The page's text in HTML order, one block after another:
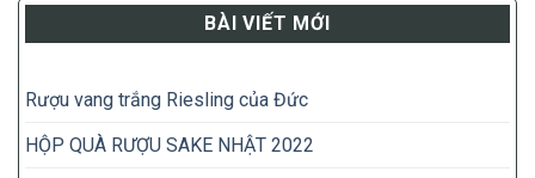
BÀI VIẾT MỚI
Rượu vang trắng Riesling của Đức
HỘP QUÀ RƯỢU SAKE NHẬT 2022